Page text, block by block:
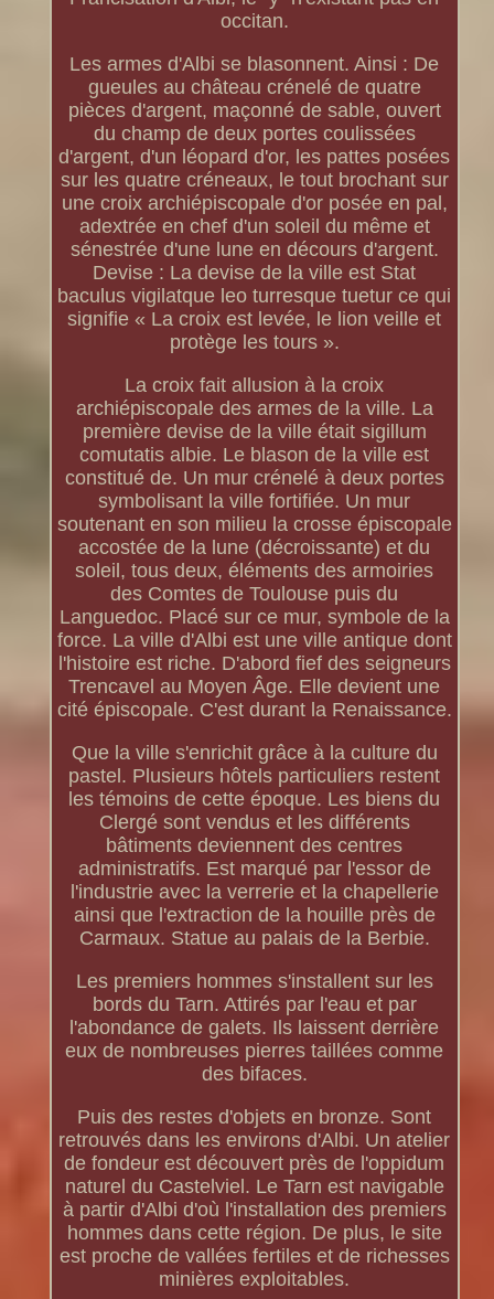
occitan.
Les armes d'Albi se blasonnent. Ainsi : De
gueules au château crénelé de quatre
pièces d'argent, maçonné de sable, ouvert
du champ de deux portes coulissées
d'argent, d'un léopard d'or, les pattes posées
sur les quatre créneaux, le tout brochant sur
une croix archiépiscopale d'or posée en pal,
adextrée en chef d'un soleil du même et
sénestrée d'une lune en décours d'argent.
Devise : La devise de la ville est Stat
baculus vigilatque leo turresque tuetur ce qui
signifie « La croix est levée, le lion veille et
protège les tours ».
La croix fait allusion à la croix
archiépiscopale des armes de la ville. La
première devise de la ville était sigillum
comutatis albie. Le blason de la ville est
constitué de. Un mur crénelé à deux portes
symbolisant la ville fortifiée. Un mur
soutenant en son milieu la crosse épiscopale
accostée de la lune (décroissante) et du
soleil, tous deux, éléments des armoiries
des Comtes de Toulouse puis du
Languedoc. Placé sur ce mur, symbole de la
force. La ville d'Albi est une ville antique dont
l'histoire est riche. D'abord fief des seigneurs
Trencavel au Moyen Âge. Elle devient une
cité épiscopale. C'est durant la Renaissance.
Que la ville s'enrichit grâce à la culture du
pastel. Plusieurs hôtels particuliers restent
les témoins de cette époque. Les biens du
Clergé sont vendus et les différents
bâtiments deviennent des centres
administratifs. Est marqué par l'essor de
l'industrie avec la verrerie et la chapellerie
ainsi que l'extraction de la houille près de
Carmaux. Statue au palais de la Berbie.
Les premiers hommes s'installent sur les
bords du Tarn. Attirés par l'eau et par
l'abondance de galets. Ils laissent derrière
eux de nombreuses pierres taillées comme
des bifaces.
Puis des restes d'objets en bronze. Sont
retrouvés dans les environs d'Albi. Un atelier
de fondeur est découvert près de l'oppidum
naturel du Castelviel. Le Tarn est navigable
à partir d'Albi d'où l'installation des premiers
hommes dans cette région. De plus, le site
est proche de vallées fertiles et de richesses
minières exploitables.